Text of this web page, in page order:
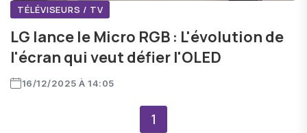
TÉLÉVISEURS / TV
LG lance le Micro RGB : L'évolution de
l'écran qui veut défier l'OLED
16/12/2025 À 14:05
1